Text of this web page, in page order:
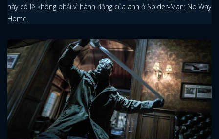
này có lẽ không phải vì hành động của anh ở Spider-Man: No Way
Home.